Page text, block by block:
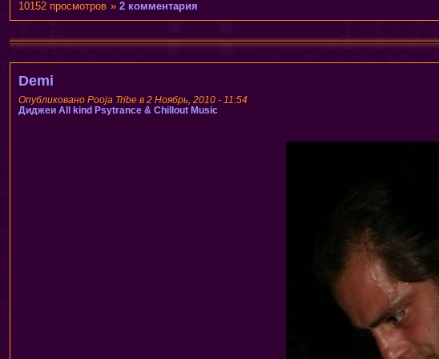
»2 комментария
10152 просмотров
Demi
Опубликовано Pooja Tribe в 2 Ноябрь, 2010 - 11:54
Диджеи All kind Psytrance & Chillout Music